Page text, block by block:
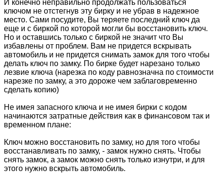
И конечно неправильно продолжать пользоваться
ключом не отстегнув эту бирку и не убрав в надежное
место. Сами посудите, Вы теряете последний ключ да
еще и с биркой по которой могли бы восстановить ключ.
Но и оставшись только с биркой не значит что Вы
избавлены от проблем. Вам не придется вскрывать
автомобиль и не придется снимать замок для того чтобы
делать ключ по замку. По бирке будет нарезано только
лезвие ключа (нарезка по коду равнозначна по стоимости
нарезке по замку, а это дороже чем заблаговременно
сделать копию)
Не имея запасного ключа и не имея бирки с кодом
начинаются затратные действия как в финансовом так и
временном плане:
Ключ можно восстановить по замку, но для того чтобы
восстанавливать по замку, - замок нужно снять. Чтобы
снять замок, а замок можно снять только изнутри, и для
этого нужно вскрыть автомобиль.